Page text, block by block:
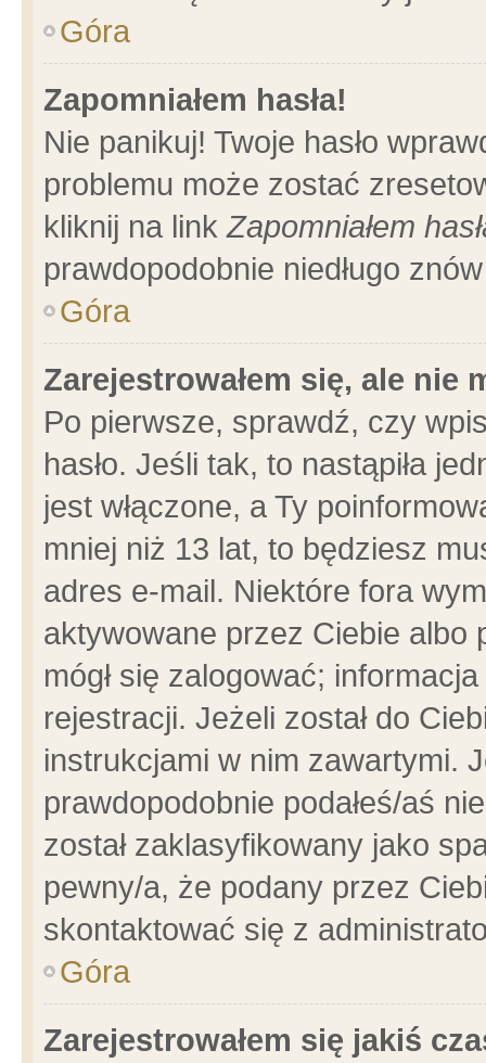
Góra
Zapomniałem hasła!
Nie panikuj! Twoje hasło
problemu może zostać
kliknij na linkZapomniałem
prawdopodobnie niedługo
Góra
Zarejestrowałem się, ale nie
Po pierwsze, sprawdź, czy
hasło. Jeśli tak, to nastąpiła
jest włączone, a Ty
mniej niż 13 lat, to będziesz
adres e-mail. Niektóre fora
aktywowane przez Ciebie albo
mógł się zalogować;
rejestracji. Jeżeli został do
instrukcjami w nim zawartymi.
prawdopodobnie podałeś/aś
został zaklasyfikowany jako
pewny/a, że podany przez
skontaktować się z
Góra
Zarejestrowałem się jakiś